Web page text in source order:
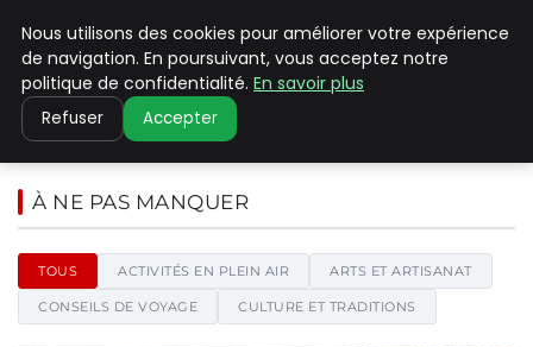
PILAT PATRIMOINES
Pilat Patrimoines - Blog
À NE PAS MANQUER
TOUS ACTIVITÉS EN PLEIN AIR ARTS ET ARTISANAT
CONSEILS DE VOYAGE CULTURE ET TRADITIONS
Nous utilisons des cookies pour améliorer votre expérience
de navigation. En poursuivant, vous acceptez notre
politique de confidentialité. En savoir plus
Refuser Accepter